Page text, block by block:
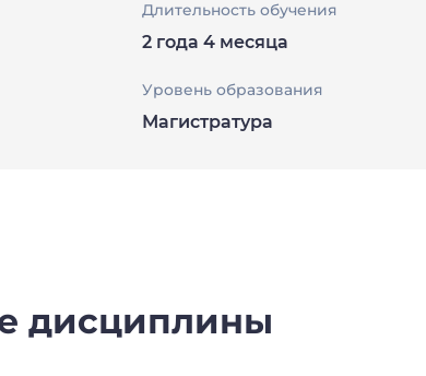
Длительность обучения
2 года 4 месяца
Уровень образования
Магистратура
дисциплины